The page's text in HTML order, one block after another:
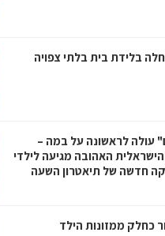
בלידת בית בלתי צפויה
עולה לראשונה על במה –
האהובה מגיעה לילדי
חדשה של תיאטרון השעה
כחלק ממזונות הילד